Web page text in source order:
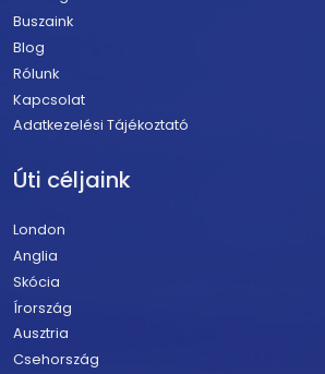
Buszaink
Blog
Rólunk
Kapcsolat
Adatkezelési Tájékoztató
Úti céljaink
London
Anglia
Skócia
Írország
Ausztria
Csehország